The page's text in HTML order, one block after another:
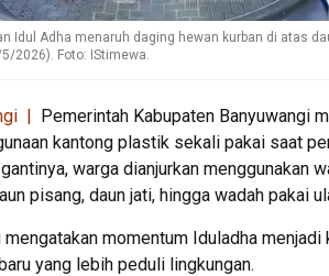
Idul Adha menaruh daging hewan kurban di atas
2026). Foto: IStimewa.
| Pemerintah Kabupaten Banyuwangi
kantong plastik sekali pakai saat
warga dianjurkan menggunakan
pisang, daun jati, hingga wadah pakai
momentum Iduladha
yang lebih peduli lingkungan.